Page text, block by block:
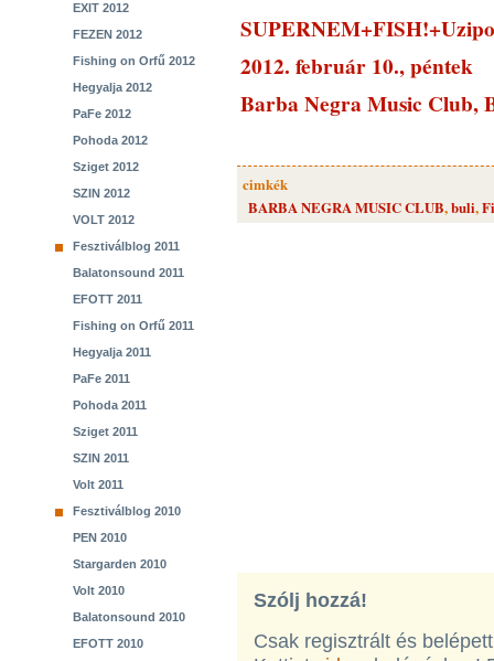
EXIT 2012
FEZEN 2012
Fishing on Orfű 2012
Hegyalja 2012
PaFe 2012
Pohoda 2012
Sziget 2012
SZIN 2012
VOLT 2012
Fesztiválblog 2011
Balatonsound 2011
EFOTT 2011
Fishing on Orfű 2011
Hegyalja 2011
PaFe 2011
Pohoda 2011
Sziget 2011
SZIN 2011
Volt 2011
Fesztiválblog 2010
PEN 2010
Stargarden 2010
Volt 2010
Balatonsound 2010
EFOTT 2010
2012. február 10., péntek
Barba Negra Music Club,
cimkék
BARBA NEGRA MUSIC CLUB,buli,
Szólj hozzá!
Csak regisztrált és